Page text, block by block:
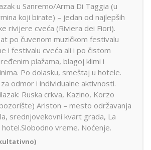
u Sanremo/Arma Di Taggia (u
koji birate) – jedan od najlepših
rivijere cveća (Riviera dei Fiori).
po čuvenom muzičkom festivalu
i festivalu cveća ali i po čistom
plažama, blagoj klimi i
Po dolasku, smeštaj u hotele.
odmor i individualne aktivnosti.
Ruska crkva, Kazino, Korzo
Ariston – mesto održavanja
srednjovekovni kvart grada, La
vreme. Noćenje.